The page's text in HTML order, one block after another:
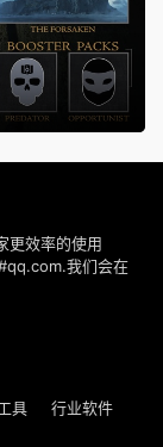
更效率的使用
我们会在
具 行业软件